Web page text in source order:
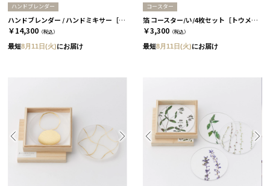
ハンドブレンダー
ハンドブレンダー / ハンドミキサー［クイジナート］
￥14,300 （税込）
最短8月11日(火)にお届け
コースター
箔 コースター/い/4枚セット［トウメイ］
￥3,300 （税込）
最短8月11日(火)にお届け